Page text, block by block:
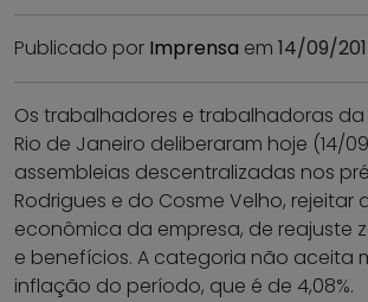
Publicado por Imprensa em 14/09/
Os trabalhadores e trabalhadoras
Rio de Janeiro deliberaram hoje (14/
assembleias descentralizadas nos
Rodrigues e do Cosme Velho, rejeitar
econômica da empresa, de reajuste
e benefícios. A categoria não aceita
inflação do período, que é de 4,08%.